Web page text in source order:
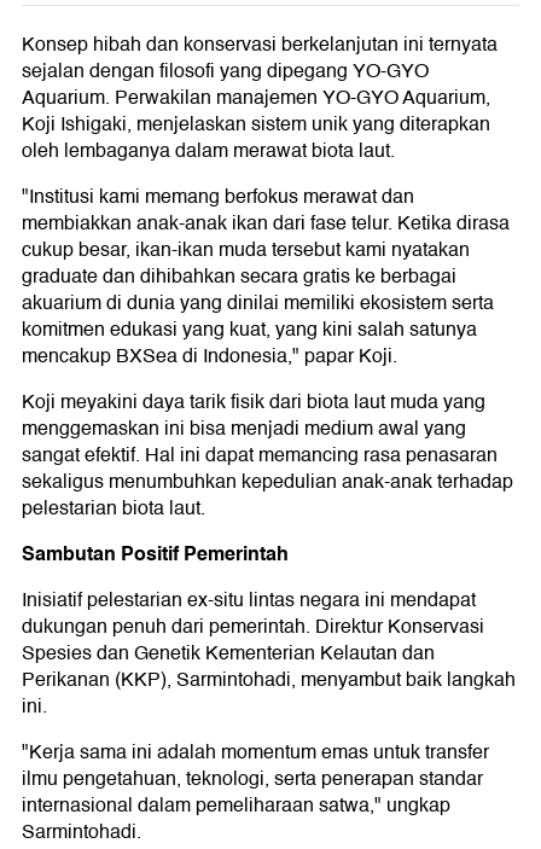
Konsep hibah dan konservasi berkelanjutan ini ternyata
sejalan dengan filosofi yang dipegang YO-GYO
Aquarium. Perwakilan manajemen YO-GYO Aquarium,
Koji Ishigaki, menjelaskan sistem unik yang diterapkan
oleh lembaganya dalam merawat biota laut.
"Institusi kami memang berfokus merawat dan
membiakkan anak-anak ikan dari fase telur. Ketika dirasa
cukup besar, ikan-ikan muda tersebut kami nyatakan
graduate dan dihibahkan secara gratis ke berbagai
akuarium di dunia yang dinilai memiliki ekosistem serta
komitmen edukasi yang kuat, yang kini salah satunya
mencakup BXSea di Indonesia," papar Koji.
Koji meyakini daya tarik fisik dari biota laut muda yang
menggemaskan ini bisa menjadi medium awal yang
sangat efektif. Hal ini dapat memancing rasa penasaran
sekaligus menumbuhkan kepedulian anak-anak terhadap
pelestarian biota laut.
Sambutan Positif Pemerintah
Inisiatif pelestarian ex-situ lintas negara ini mendapat
dukungan penuh dari pemerintah. Direktur Konservasi
Spesies dan Genetik Kementerian Kelautan dan
Perikanan (KKP), Sarmintohadi, menyambut baik langkah
ini.
"Kerja sama ini adalah momentum emas untuk transfer
ilmu pengetahuan, teknologi, serta penerapan standar
internasional dalam pemeliharaan satwa," ungkap
Sarmintohadi.